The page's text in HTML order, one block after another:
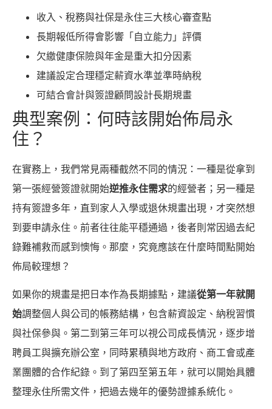
收入、稅務與社保是永住三大核心審查點
長期報低所得會影響「自立能力」評價
欠繳健康保險與年金是重大扣分因素
建議設定合理穩定薪資水準並準時納稅
可結合會計與簽證顧問設計長期規畫
典型案例：何時該開始佈局永
住？
在實務上，我們常見兩種截然不同的情況：一種是從拿到
第一張經營簽證就開始逆推永住需求的經營者；另一種是
持有簽證多年，直到家人入學或退休規畫出現，才突然想
到要申請永住。前者往往能平穩通過，後者則常因過去紀
錄難補救而感到懊悔。那麼，究竟應該在什麼時間點開始
佈局較理想？
如果你的規畫是把日本作為長期據點，建議從第一年就開
始調整個人與公司的帳務結構，包含薪資設定、納稅習慣
與社保參與。第二到第三年可以視公司成長情況，逐步增
聘員工與擴充辦公室，同時累積與地方政府、商工會或產
業團體的合作紀錄。到了第四至第五年，就可以開始具體
整理永住所需文件，把過去幾年的優勢證據系統化。